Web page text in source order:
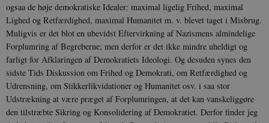
ogsaa de høje demokratiske Idealer: maximal ligelig Frihed, maximal
Lighed og Retfærdighed, maximal Humanitet m. v. blevet taget i Misbrug.
Muligvis er det blot en ubevidst Eftervirkning af Nazismens almindelige
Forplumring af Begreberne; men derfor er det ikke mindre uheldigt og
farligt for Afklaringen af Demokratiets Ideologi. Og desuden synes den
sidste Tids Diskussion om Frihed og Demokrati, om Retfærdighed og
Udrensning, om Stikkerlikvidationer og Humanitet osv. i saa stor
Udstrækning at være præget af Forplumringen, at det kan vanskeliggøre
den tilstræbte Sikring og Konsolidering af Demokratiet. Derfor finder jeg